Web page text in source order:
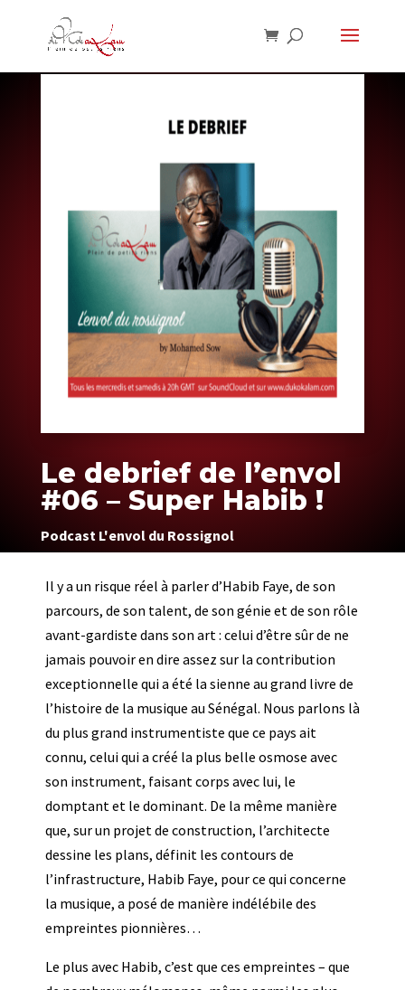
Le debrief de l’envol
#06 – Super Habib !
Podcast L'envol du Rossignol
Il y a un risque réel à parler d’Habib Faye, de son
parcours, de son talent, de son génie et de son rôle
avant-gardiste dans son art : celui d’être sûr de ne
jamais pouvoir en dire assez sur la contribution
exceptionnelle qui a été la sienne au grand livre de
l’histoire de la musique au Sénégal. Nous parlons là
du plus grand instrumentiste que ce pays ait
connu, celui qui a créé la plus belle osmose avec
son instrument, faisant corps avec lui, le
domptant et le dominant. De la même manière
que, sur un projet de construction, l’architecte
dessine les plans, définit les contours de
l’infrastructure, Habib Faye, pour ce qui concerne
la musique, a posé de manière indélébile des
empreintes pionnières…
Le plus avec Habib, c’est que ces empreintes – que